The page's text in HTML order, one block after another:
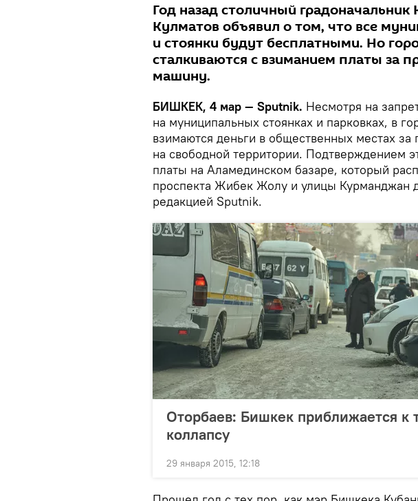
Год назад столичный
Кулматов объявил о том, что все
и стоянки будут бесплатными. Но
сталкиваются с взиманием платы за
машину.
БИШКЕК, 4 мар — Sputnik. Несмотря на
на муниципальных стоянках и парковках, в
взимаются деньги в общественных местах за
на свободной территории. Подтверждением
платы на Аламединском базаре, который
проспекта Жибек Жолу и улицы Курманджан
редакцией Sputnik.
Оторбаев: Бишкек приближается к
коллапсу
29 января 2015, 12:18